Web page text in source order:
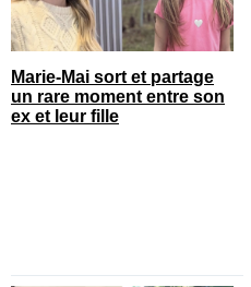
Marie-Mai sort et partage
un rare moment entre son
ex et leur fille